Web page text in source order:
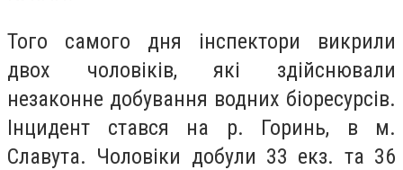
Того самого дня інспектори викрили
двох чоловіків, які здійснювали
незаконне добування водних біоресурсів.
Інцидент стався на р. Горинь, в м.
Славута. Чоловіки добули 33 екз. та 36